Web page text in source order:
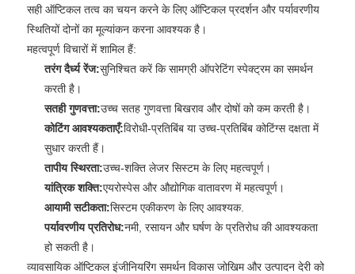
सही ऑप्टिकल तत्व का चयन करने के लिए ऑप्टिकल प्रदर्शन और पर्यावरणीय
स्थितियों दोनों का मूल्यांकन करना आवश्यक है।
महत्वपूर्ण विचारों में शामिल हैं:
तरंग दैर्ध्य रेंज:सुनिश्चित करें कि सामग्री ऑपरेटिंग स्पेक्ट्रम का समर्थन
करती है।
सतही गुणवत्ता:उच्च सतह गुणवत्ता बिखराव और दोषों को कम करती है।
कोटिंग आवश्यकताएँ:विरोधी-प्रतिबिंब या उच्च-प्रतिबिंब कोटिंग्स दक्षता में
सुधार करती हैं।
तापीय स्थिरता:उच्च-शक्ति लेजर सिस्टम के लिए महत्वपूर्ण।
यांत्रिक शक्ति:एयरोस्पेस और औद्योगिक वातावरण में महत्वपूर्ण।
आयामी सटीकता:सिस्टम एकीकरण के लिए आवश्यक.
पर्यावरणीय प्रतिरोध:नमी, रसायन और घर्षण के प्रतिरोध की आवश्यकता
हो सकती है।
व्यावसायिक ऑप्टिकल इंजीनियरिंग समर्थन विकास जोखिम और उत्पादन देरी को